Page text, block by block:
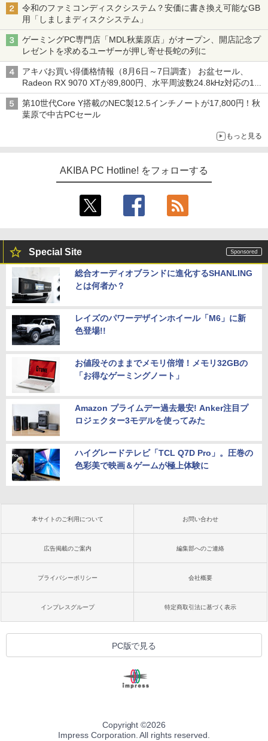
令和のファミコンディスクシステム？安価に書き換え可能なGB
用「しましまディスクシステム」
ゲーミングPC専門店「MDL秋葉原店」がオープン、開店記念プ
レゼントを求めるユーザーが押し寄せ長蛇の列に
アキバお買い得価格情報（8月6日～7日調査） お盆セール、
Radeon RX 9070 XTが89,800円、水平周波数24.8kHz対応の17
型モニターが9,801円、暑さ指数連動セール ほか
第10世代Core Y搭載のNEC製12.5インチノートが17,800円！秋
葉原で中古PCセール
もっと見る
AKIBA PC Hotline! をフォローする
Special Site
総合オーディオブランドに進化するSHANLING
とは何者か？
レイズのパワーデザインホイール「M6」に新
色登場!!
お値段そのままでメモリ倍増！メモリ32GBの
「お得なゲーミングノート」
Amazon プライムデー過去最安! Anker注目プ
ロジェクター3モデルを使ってみた
ハイグレードテレビ「TCL Q7D Pro」。圧巻の
色彩美で映画＆ゲームが極上体験に
本サイトのご利用について お問い合わせ
広告掲載のご案内 編集部へのご連絡
プライバシーポリシー 会社概要
インプレスグループ 特定商取引法に基づく表示
PC版で見る
Copyright ©2026
Impress Corporation. All rights reserved.